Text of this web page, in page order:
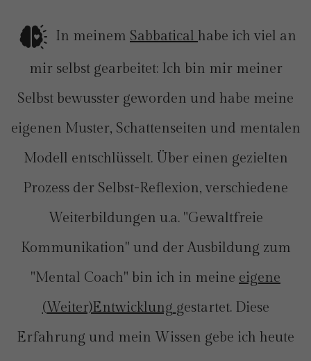
In meinem Sabbatical habe ich viel an
mir selbst gearbeitet: Ich bin mir meiner
Selbst bewusster geworden und habe meine
eigenen Muster, Schattenseiten und mentalen
Modell entschlüsselt. Über einen gezielten
Prozess der Selbst-Reflexion, verschiedene
Weiterbildungen u.a. "Gewaltfreie
Kommunikation" und der Ausbildung zum
"Mental Coach" bin ich in meine eigene
(Weiter)Entwicklung gestartet. Diese
Erfahrung und mein Wissen gebe ich heute